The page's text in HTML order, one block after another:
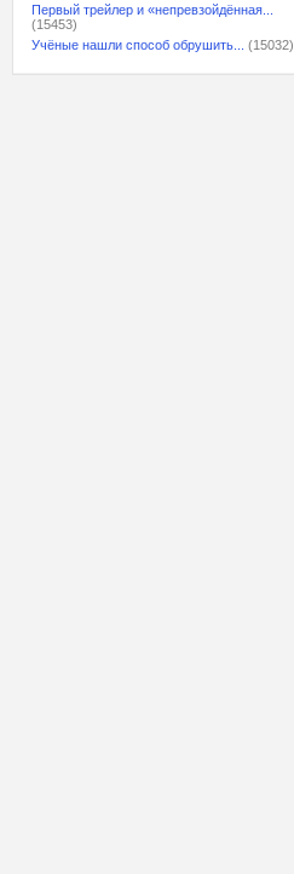
Первый трейлер и «непревзойдённая...
(15453)
Учёные нашли способ обрушить...
(15032)